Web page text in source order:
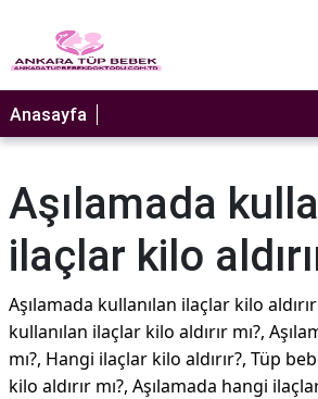
Anasayfa
Aşılamada
ilaçlar kilo
Aşılamada kullanılan ilaçlar kilo aldırır
kullanılan ilaçlar kilo aldırır mı?,
mı?, Hangi ilaçlar kilo aldırır?, Tüp
kilo aldırır mı?, Aşılamada hangi